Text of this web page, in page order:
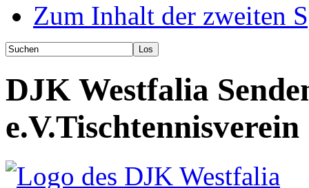
Zum Inhalt der zweiten
DJK Westfalia
e.V.Tischtennisverein